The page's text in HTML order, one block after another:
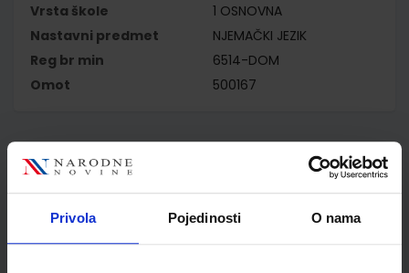
Privola Pojedinosti O nama
Vrsta škole
1 OSNOVNA
Nastavni predmet
NJEMAČKI JEZIK
Reg br min
6514-DOM
Omot
500167
Kupci najčešće biraju..